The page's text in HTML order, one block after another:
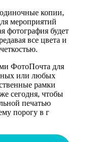
копии,
мероприятий
фотография будет
все цвета и
ФотоПочта для
или любых
рамки
сегодня, чтобы
печатью
порогу в г